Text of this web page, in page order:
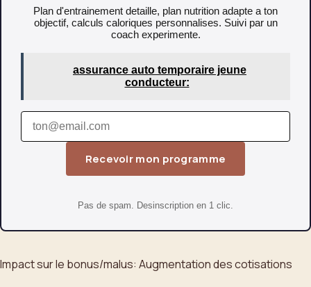
Plan d'entrainement detaille, plan nutrition adapte a ton
objectif, calculs caloriques personnalises. Suivi par un
coach experimente.
assurance auto temporaire jeune
conducteur:
Recevoir mon programme
Pas de spam. Desinscription en 1 clic.
Impact sur le bonus/malus: Augmentation des cotisations